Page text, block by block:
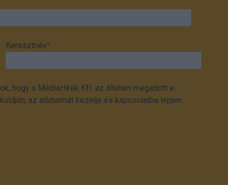
Keresztnév*
hogy a MédiaHírek Kft. az általam megadott e-
az adataimat kezelje és kapcsolatba lépjen